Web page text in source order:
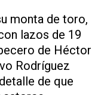
monta de toro,
lazos de 19
de Héctor
Rodríguez
de que